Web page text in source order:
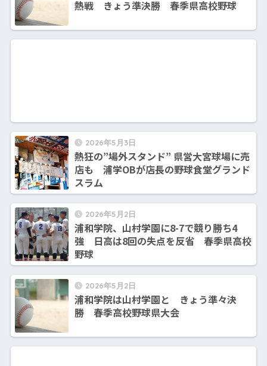
熱戦 きょう準決勝 春季県高校野球
2026年5月3日
熱狂の”場外スタンド” 県営大宮球場に売
店も 浦学OBが店長の野球食堂グランド
スラム
2026年5月2日
浦和学院、山村学園に8-7で競り勝ち4
強 日高は8回の失点を反省 春季県高校
野球
2026年5月2日
浦和学院は山村学園と きょう準々決
勝 春季高校野球県大会